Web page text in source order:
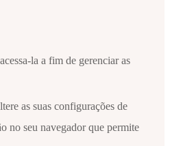
la a fim de gerenciar as
as suas configurações de
no seu navegador que permite